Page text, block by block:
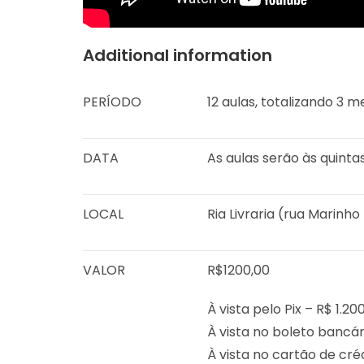
Additional information
PERÍODO 12 aulas, totalizando 3
DATA As aulas serão às
LOCAL Ria Livraria (rua
VALOR R$1200,00
À vista pelo Pix – R$
À vista no boleto
À vista no cartão de